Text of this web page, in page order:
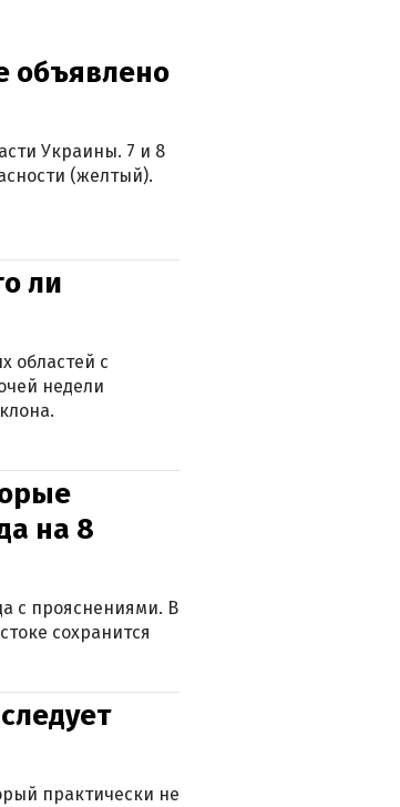
объявлено
Украины. 7 и 8
(желтый).
ли
областей с
недели
на 8
с прояснениями. В
сохранится
практически не